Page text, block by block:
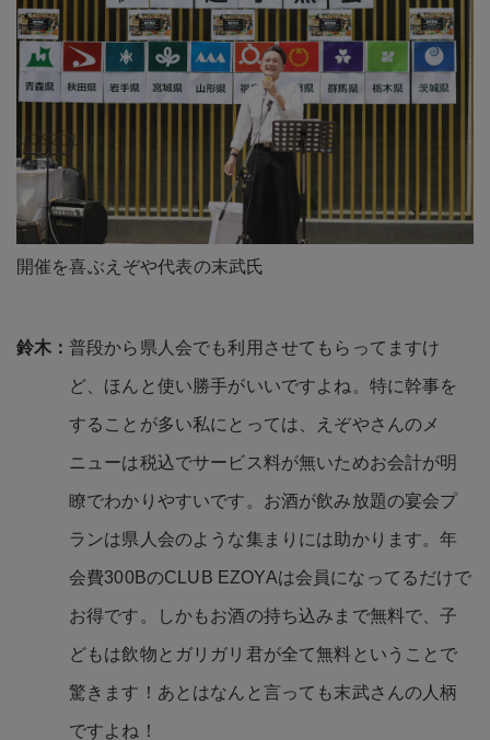
開催を喜ぶえぞや代表の末武氏
ど、ほんと使い勝手がいいですよね。特に幹事を
することが多い私にとっては、えぞやさんのメ
ニューは税込でサービス料が無いためお会計が明
瞭でわかりやすいです。お酒が飲み放題の宴会プ
ランは県人会のような集まりには助かります。年
会費300BのCLUB EZOYAは会員になってるだけで
お得です。しかもお酒の持ち込みまで無料で、子
どもは飲物とガリガリ君が全て無料ということで
驚きます！あとはなんと言っても末武さんの人柄
ですよね！